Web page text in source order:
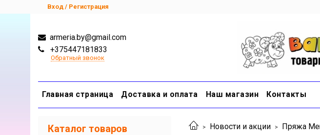
Вход / Регистрация
armeria.by@gmail.com
+375447181833
Обратный звонок
Главная страница Доставка и оплата Наш магазин Контакты
Новости и акции Пряжа
Каталог товаров